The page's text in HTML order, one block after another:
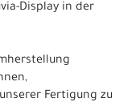
Display in der
Fertigung zu